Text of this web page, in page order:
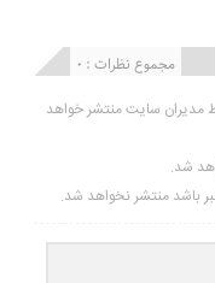
مجموع نظرات : 0
مدیران سایت منتشر خواهد
شد.
باشد منتشر نخواهد شد.